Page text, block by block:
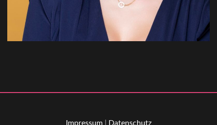
Impressum| Datenschutz